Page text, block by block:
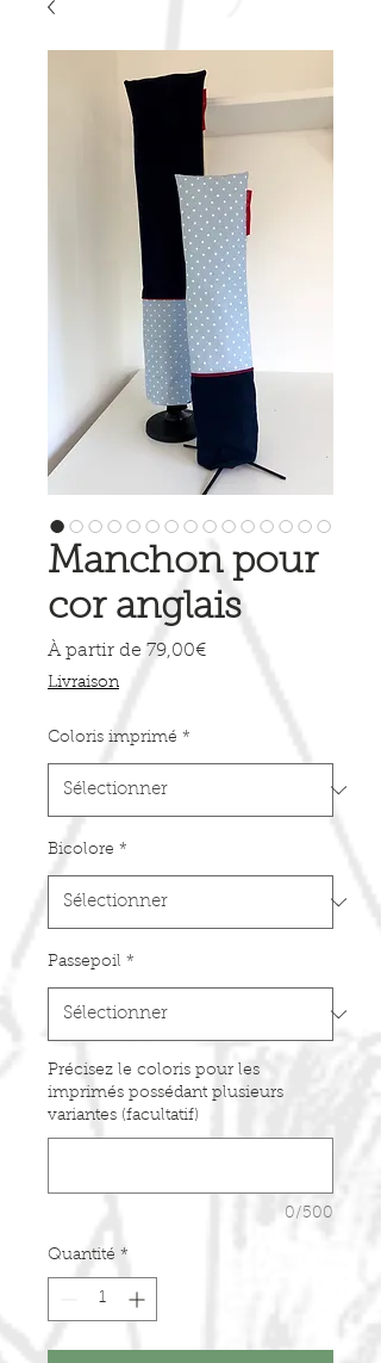
Manchon pour
cor anglais
À partir de 79,00€Prix
Livraison
Coloris imprimé *
Bicolore *
Passepoil *
Précisez le coloris pour les
imprimés possédant plusieurs
variantes (facultatif)
0/500
Quantité *